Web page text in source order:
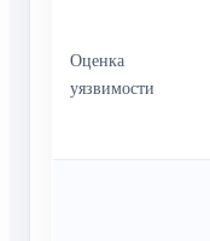
Оценка
уязвимости